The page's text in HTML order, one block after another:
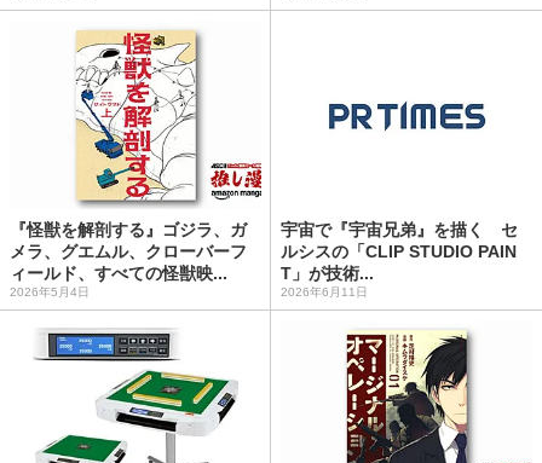
『怪獣を解剖する』ゴジラ、ガ
メラ、グエムル、クローバーフ
ィールド、すべての怪獣映...
2026年5月4日
宇宙で『宇宙兄弟』を描く セ
ルシスの「CLIP STUDIO PAIN
T」が技術...
2026年6月11日